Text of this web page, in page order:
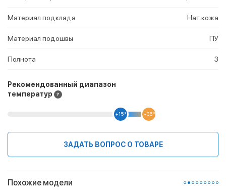
Материал подклада Нат.кожа
Материал подошвы ПУ
Полнота 3
Рекомендованный диапазон
температур
+15 ° +35 °
ЗАДАТЬ ВОПРОС О ТОВАРЕ
Похожие модели